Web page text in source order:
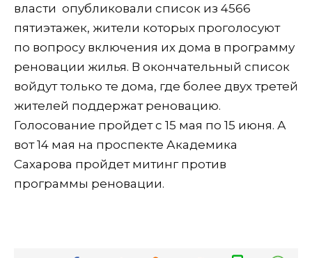
власти опубликовали список из 4566
пятиэтажек, жители которых проголосуют
по вопросу включения их дома в программу
реновации жилья. В окончательный список
войдут только те дома, где более двух третей
жителей поддержат реновацию.
Голосование пройдет с 15 мая по 15 июня. А
вот 14 мая на проспекте Академика
Сахарова пройдет митинг против
программы реновации.